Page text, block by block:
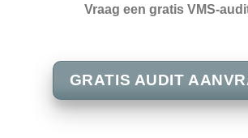
Vraag een gratis VMS-
GRATIS AUDIT